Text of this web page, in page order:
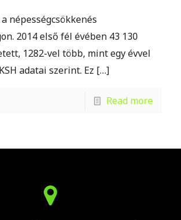
népességcsökkenés
2014 első fél évében 43 130
1282-vel több, mint egy évvel
adatai szerint. Ez […]
Read more